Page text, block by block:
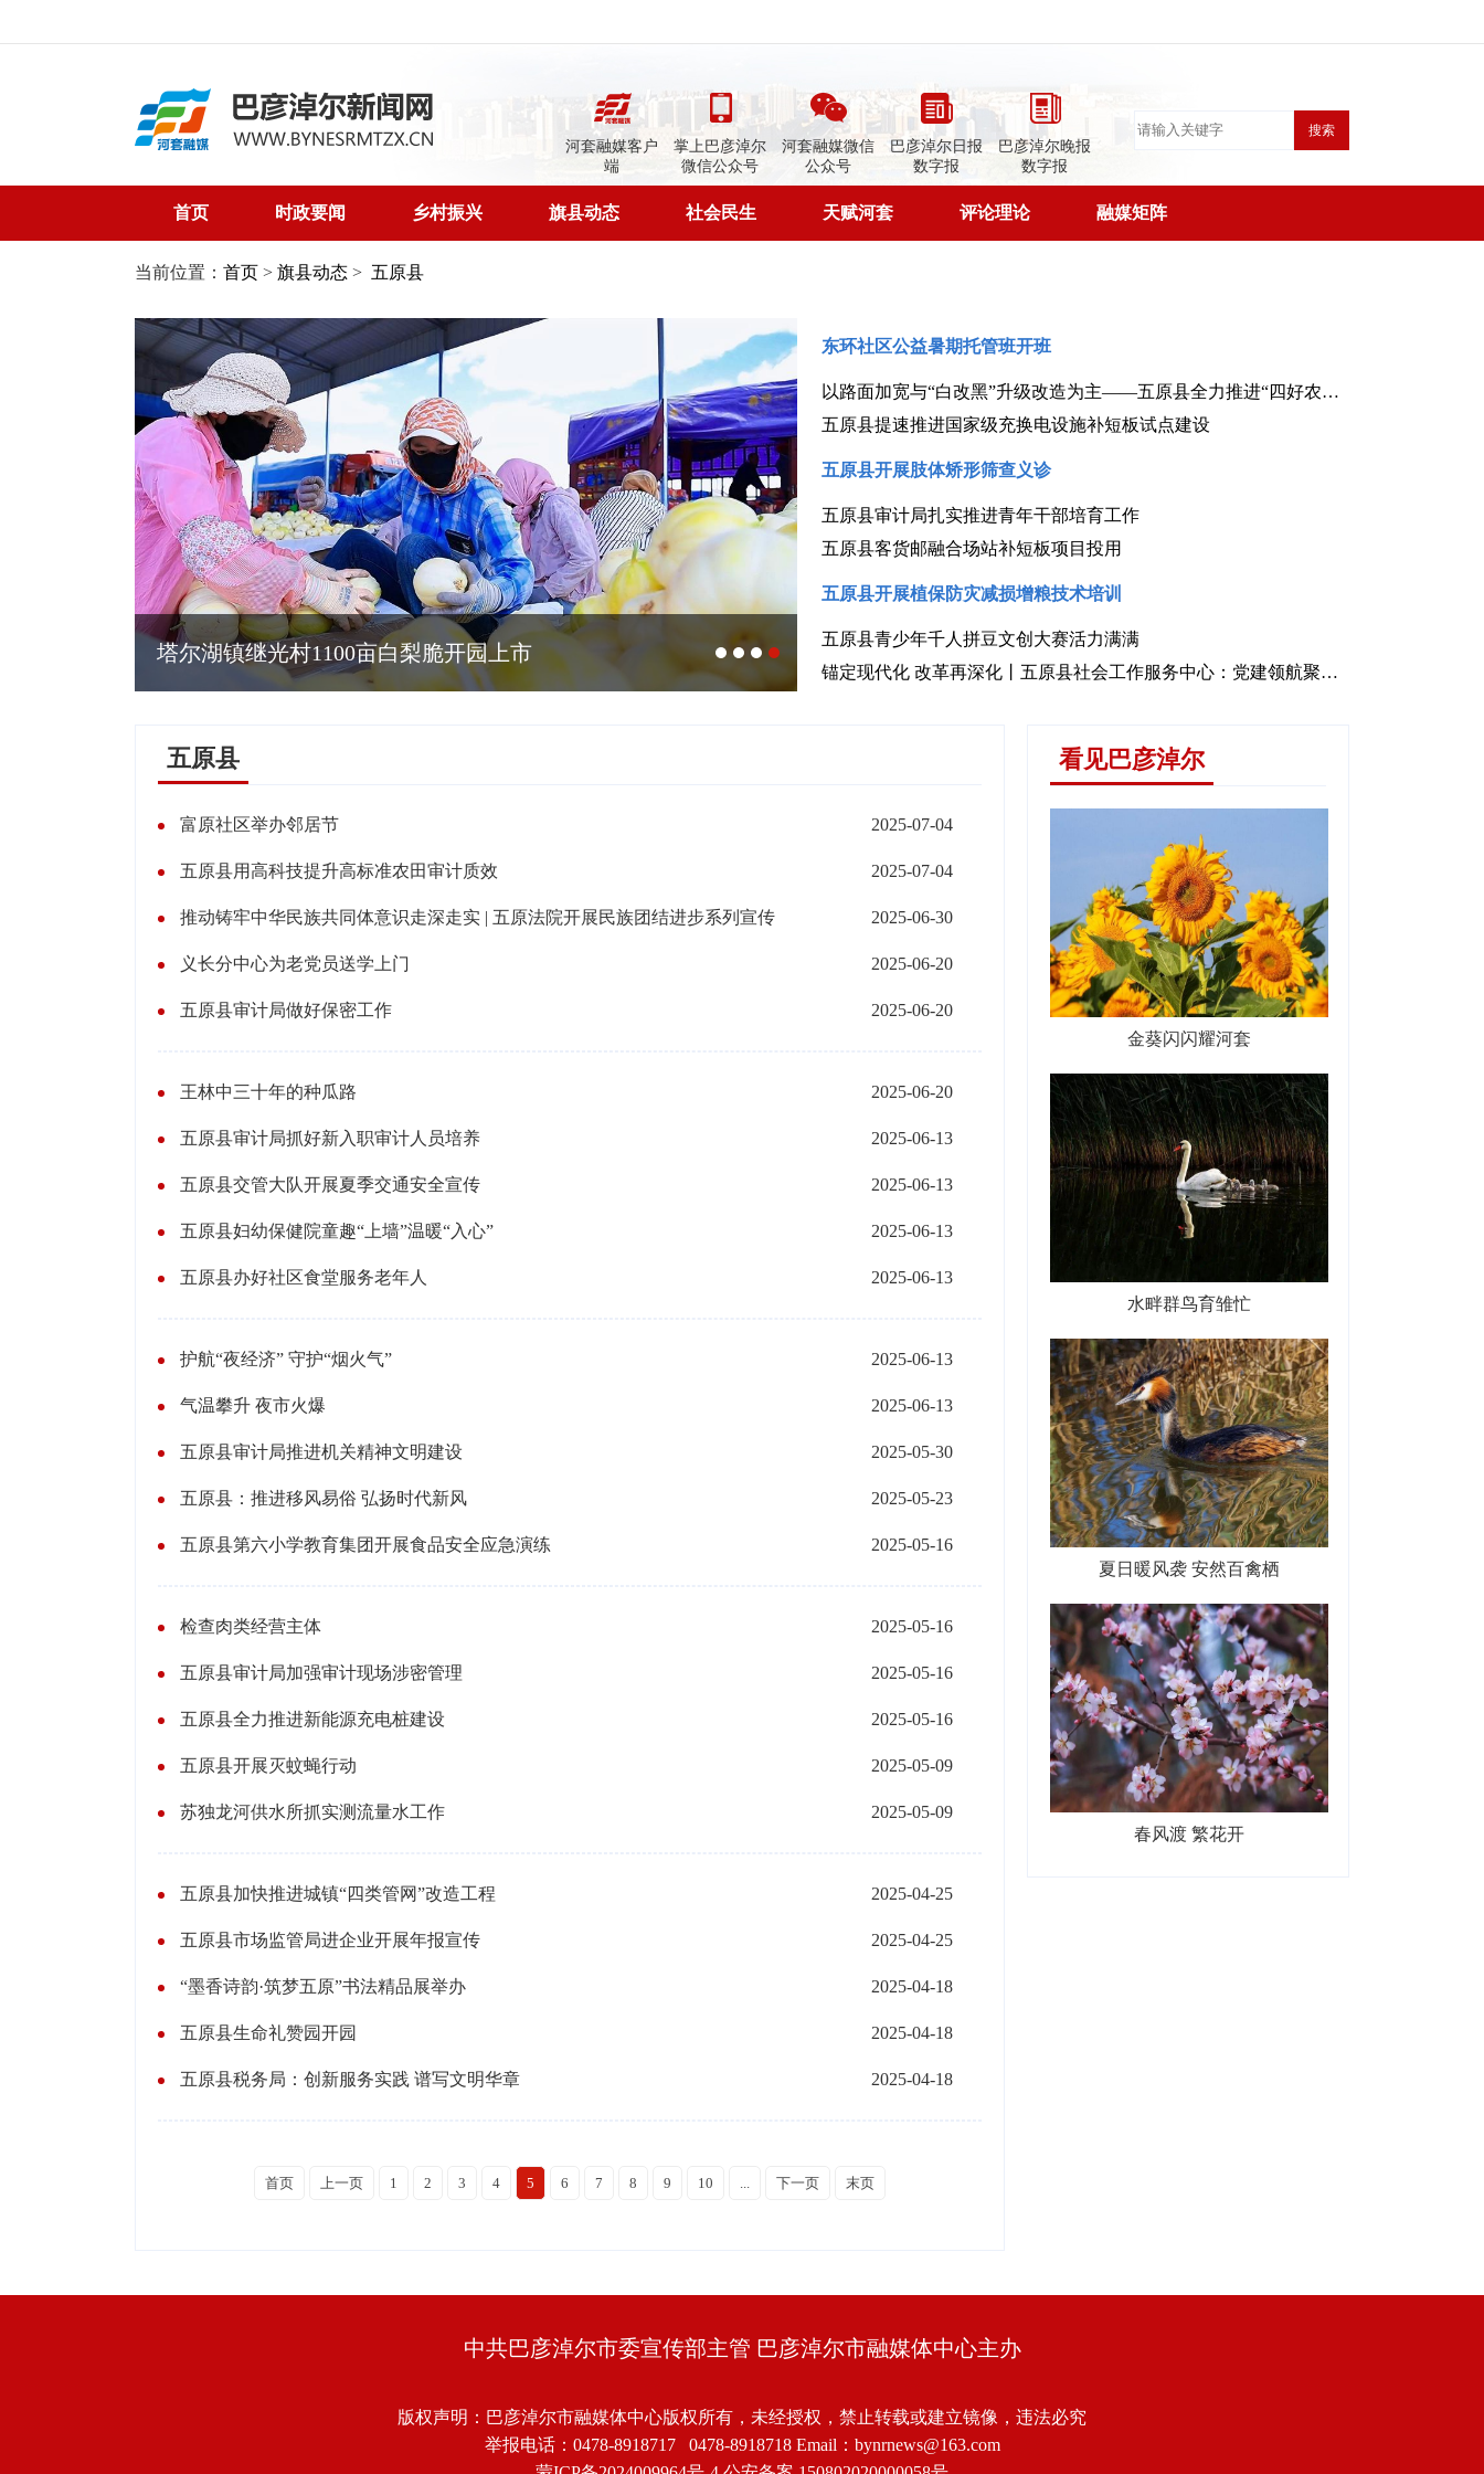
河套融媒客户
端
掌上巴彦淖尔
微信公众号
河套融媒微信
公众号
巴彦淖尔日报
数字报
巴彦淖尔晚报
数字报
搜索
首页 时政要闻 乡村振兴 旗县动态 社会民生 天赋河套 评论理论 融媒矩阵
当前位置： 首页 > 旗县动态 > 五原县
塔尔湖镇继光村1100亩白梨脆开园上市 增绿提质 精细管护——五原县打造生态宜居城市
东环社区公益暑期托管班开班
以路面加宽与“白改黑”升级改造为主——五原县全力推进“四好农村路”建设
五原县提速推进国家级充换电设施补短板试点建设
五原县开展肢体矫形筛查义诊
五原县审计局扎实推进青年干部培育工作
五原县客货邮融合场站补短板项目投用
五原县开展植保防灾减损增粮技术培训
五原县青少年千人拼豆文创大赛活力满满
锚定现代化 改革再深化丨五原县社会工作服务中心：党建领航聚民心 睦邻善治绘新卷
五原县
富原社区举办邻居节 2025-07-04
五原县用高科技提升高标准农田审计质效 2025-07-04
推动铸牢中华民族共同体意识走深走实 | 五原法院开展民族团结进步系列宣传 2025-06-30
义长分中心为老党员送学上门 2025-06-20
五原县审计局做好保密工作 2025-06-20
王林中三十年的种瓜路 2025-06-20
五原县审计局抓好新入职审计人员培养 2025-06-13
五原县交管大队开展夏季交通安全宣传 2025-06-13
五原县妇幼保健院童趣“上墙”温暖“入心” 2025-06-13
五原县办好社区食堂服务老年人 2025-06-13
护航“夜经济” 守护“烟火气” 2025-06-13
气温攀升 夜市火爆 2025-06-13
五原县审计局推进机关精神文明建设 2025-05-30
五原县：推进移风易俗 弘扬时代新风 2025-05-23
五原县第六小学教育集团开展食品安全应急演练 2025-05-16
检查肉类经营主体 2025-05-16
五原县审计局加强审计现场涉密管理 2025-05-16
五原县全力推进新能源充电桩建设 2025-05-16
五原县开展灭蚊蝇行动 2025-05-09
苏独龙河供水所抓实测流量水工作 2025-05-09
五原县加快推进城镇“四类管网”改造工程 2025-04-25
五原县市场监管局进企业开展年报宣传 2025-04-25
“墨香诗韵·筑梦五原”书法精品展举办 2025-04-18
五原县生命礼赞园开园 2025-04-18
五原县税务局：创新服务实践 谱写文明华章 2025-04-18
首页 上一页 1 2 3 4 5 6 7 8 9 10 ... 下一页 末页
看见巴彦淖尔
金葵闪闪耀河套
水畔群鸟育雏忙
夏日暖风袭 安然百禽栖
春风渡 繁花开
中共巴彦淖尔市委宣传部主管 巴彦淖尔市融媒体中心主办
版权声明：巴彦淖尔市融媒体中心版权所有，未经授权，禁止转载或建立镜像，违法必究
举报电话：0478-8918717 0478-8918718 Email：bynrnews@163.com